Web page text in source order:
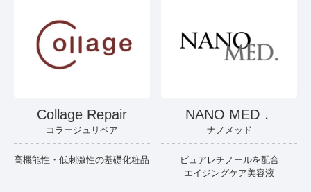
Collage Repair
コラージュリペア
高機能性・低刺激性の基礎化粧品
NANO MED．
ナノメッド
ピュアレチノールを配合
エイジングケア美容液